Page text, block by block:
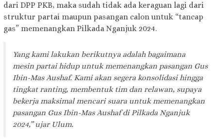
dari DPP PKB, maka sudah tidak ada keraguan lagi dari
struktur partai maupun pasangan calon untuk “tancap
gas” memenangkan Pilkada Nganjuk 2024.
Yang kami lakukan berikutnya adalah bagaimana
mesin partai hidup untuk memenangkan pasangan Gus
Ibin-Mas Aushaf. Kami akan segera konsolidasi hingga
tingkat ranting, membentuk tim dan relawan, supaya
bekerja maksimal mencari suara untuk memenangkan
pasangan Gus Ibin-Mas Aushaf di Pilkada Nganjuk
2024,” ujar Ulum.